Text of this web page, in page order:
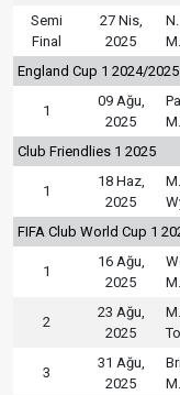
Semi
Final
27 Nis,
2025
England Cup 1 2024/2025
1
09 Ağu,
2025
Club Friendlies 1 2025
1
18 Haz,
2025
FIFA Club World Cup 1
1
16 Ağu,
2025
2
23 Ağu,
2025
3
31 Ağu,
2025